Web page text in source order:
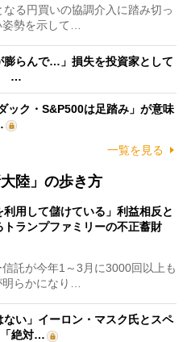
る円買いの協調介入に踏み切っ
勢を示して…
膨らんで…」損失を投資家として
…
ック・S&P500は足踏み」が意味
一覧を見る
陸」の歩き方
利用して儲けている」利益相反と
トランプファミリーの不正蓄財
託が今年1～3月に3000回以上も
らかになり…
ない」イーロン・マスク氏とスペ
「絶対…